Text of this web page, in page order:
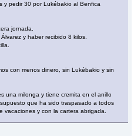
y pedir 30 por Lukébakio al Benfica
jornada.
y haber recibido 8 kilos.
con menos dinero, sin Lukébakio y sin
una milonga y tiene cremita en el anillo
que ha sido traspasado a todos
vacaciones y con la cartera abrigada.